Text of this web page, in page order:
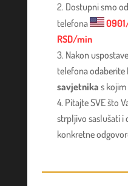
Dostupni smo
telefona
RSD/min
Nakon
telefona odaberite
savjetnika s
Pitajte SVE što
strpljivo saslušati i
konkretne